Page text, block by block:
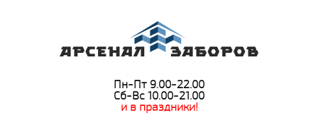
Пн-Пт 9.00-22.00
Сб-Вс 10.00-21.00
и в праздники!